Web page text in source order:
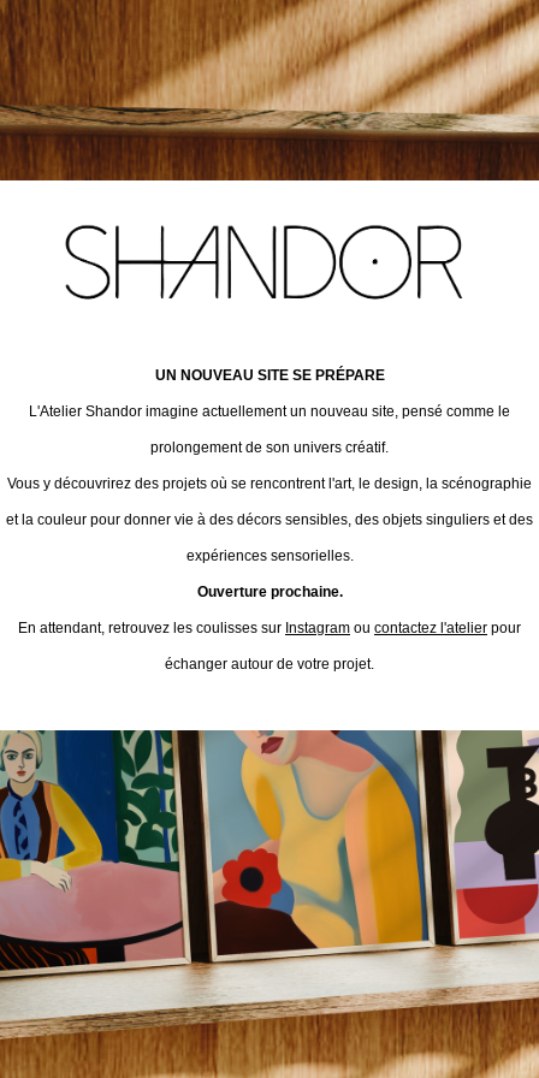
UN NOUVEAU SITE SE PRÉPARE
L'Atelier Shandor imagine actuellement un nouveau site, pensé comme le
prolongement de son univers créatif.
Vous y découvrirez des projets où se rencontrent l'art, le design, la scénographie
et la couleur pour donner vie à des décors sensibles, des objets singuliers et des
expériences sensorielles.
Ouverture prochaine.
En attendant, retrouvez les coulisses sur Instagram ou contactez l'atelier pour
échanger autour de votre projet.